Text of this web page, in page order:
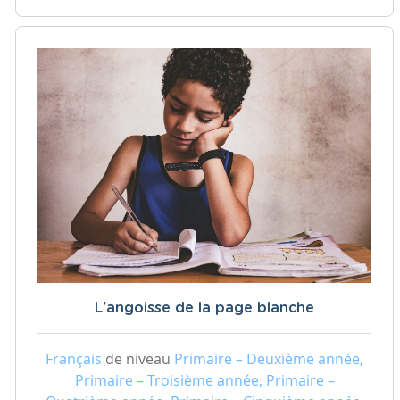
L'angoisse de la page blanche
Français de niveau Primaire – Deuxième année,
Primaire – Troisième année, Primaire –